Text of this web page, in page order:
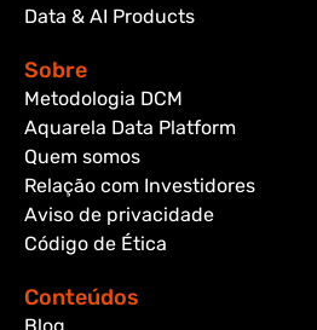
Data & AI Products
Sobre
Metodologia DCM
Aquarela Data Platform
Quem somos
Relação com Investidores
Aviso de privacidade
Código de Ética
Conteúdos